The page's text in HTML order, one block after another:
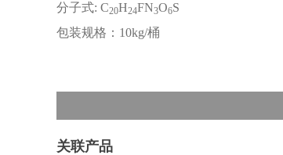
分子式: C20H24FN3O6S
包装规格：10kg/桶
关联产品